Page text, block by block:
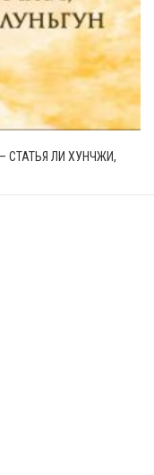
СТАТЬЯ ЛИ ХУНЧЖИ,